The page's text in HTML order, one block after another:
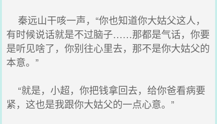
秦远山干咳一声，“你也知道你大姑父这人，
有时候说话就是不过脑子……那都是气话，你要
是听见啥了，你别往心里去，那不是你大姑父的
本意。”
“就是，小超，你把钱拿回去，给你爸看病要
紧，这也是我跟你大姑父的一点心意。”